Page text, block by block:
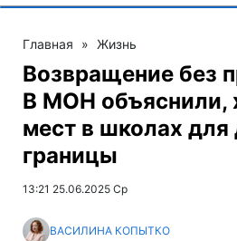
Главная » Жизнь
Возвращение без
В МОН объяснили,
мест в школах для
границы
13:21 25.06.2025 Ср
ВАСИЛИНА КОПЫТКО